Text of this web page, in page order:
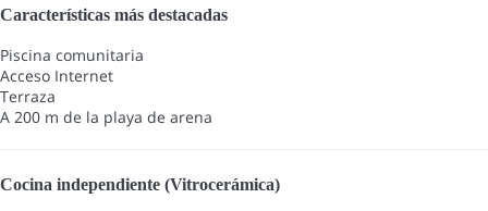
Características más destacadas
Piscina comunitaria
Acceso Internet
Terraza
A 200 m de la playa de arena
Cocina independiente (Vitrocerámica)